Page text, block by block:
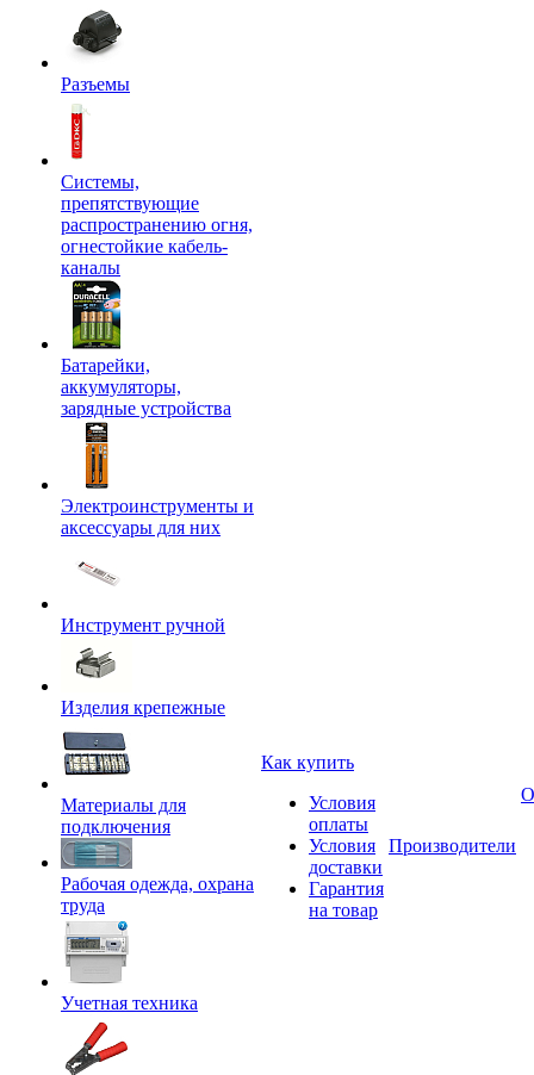
Разъемы
Системы,
препятствующие
распространению огня,
огнестойкие кабель-
каналы
Батарейки,
аккумуляторы,
зарядные устройства
Электроинструменты и
аксессуары для них
Инструмент ручной
Изделия крепежные
Материалы для
подключения
Рабочая одежда, охрана
труда
Учетная техника
Как купить
Условия
оплаты
Условия
доставки
Гарантия
на товар
Производители